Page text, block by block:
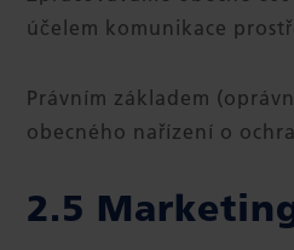
účelem komunikace
Právním základem
obecného nařízení o
2.5